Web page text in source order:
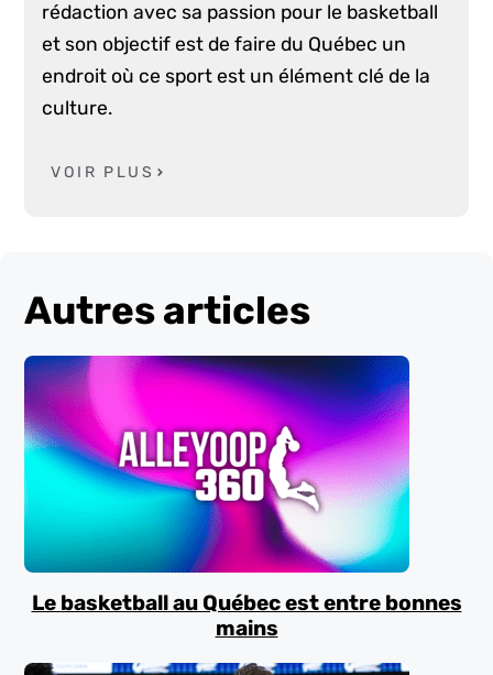
rédaction avec sa passion pour le basketball
et son objectif est de faire du Québec un
endroit où ce sport est un élément clé de la
culture.
VOIR PLUS
Autres articles
Le basketball au Québec est entre bonnes
mains